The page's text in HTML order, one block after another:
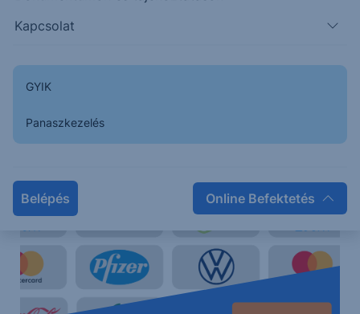
Kapcsolat
GYIK
Panaszkezelés
Belépés Online Befektetés
Kereskedjen közvetlenül a magyar, az osztrák, a német
és az amerikai piacon